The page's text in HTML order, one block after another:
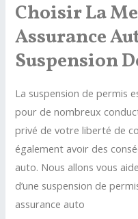
Choisir La
Assurance
Suspension
La suspension de permis
pour de nombreux
privé de votre liberté de
également avoir des
auto. Nous allons vous
d’une suspension de
assurance auto